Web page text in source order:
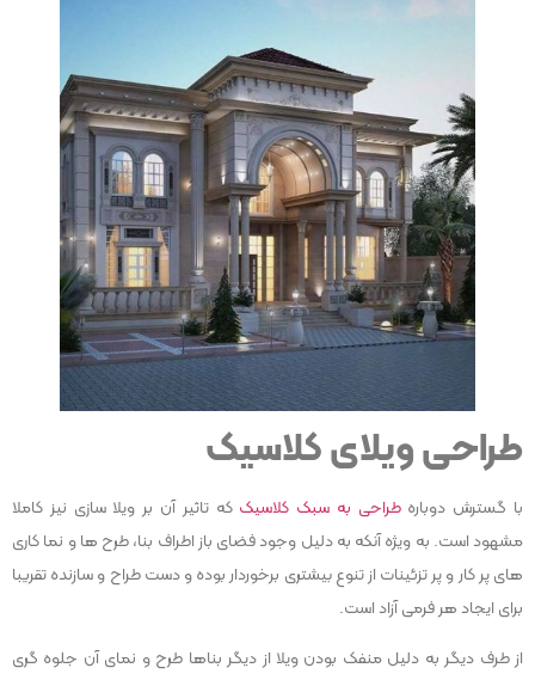
طراحی ویلای کلاسیک
با گسترش دوبارهطراحی به سبک کلاسیک که تاثیر آن بر ویلا سازی نیز کاملا
مشهود است. به ویژه آنکه به دلیل وجود فضای باز اطراف بنا، طرح ها و نما کاری
های پر کار و پر تزئینات از تنوع بیشتری برخوردار بوده و دست طراح و سازنده تقریبا
برای ایجاد هر فرمی آزاد است.
از طرف دیگر به دلیل منفک بودن ویلا از دیگر بناها طرح و نمای آن جلوه گری